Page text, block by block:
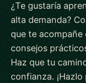
¿Te gustaría
alta demanda?
que te
consejos
Haz que tu
confianza.